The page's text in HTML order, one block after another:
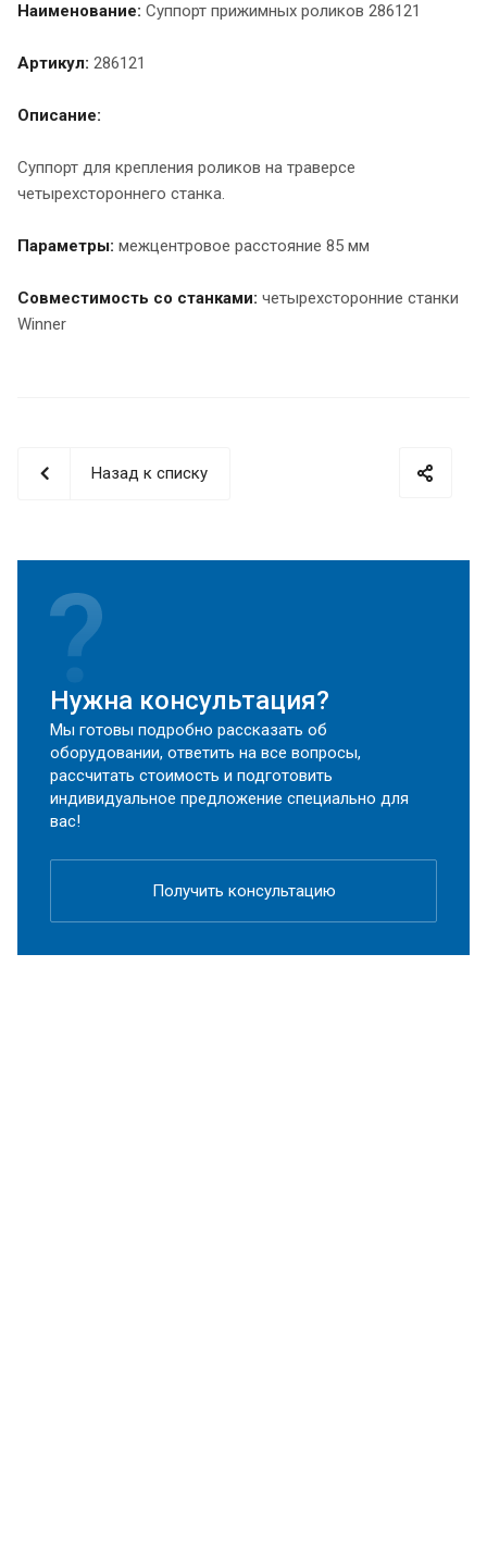
Наименование: Суппорт прижимных роликов 286121
Артикул: 286121
Описание:
Суппорт для крепления роликов на траверсе
четырехстороннего станка.
Параметры: межцентровое расстояние 85 мм
Совместимость со станками: четырехсторонние станки
Winner
Назад к списку
Нужна консультация?
Мы готовы подробно рассказать об
оборудовании, ответить на все вопросы,
рассчитать стоимость и подготовить
индивидуальное предложение специально для
вас!
Получить консультацию